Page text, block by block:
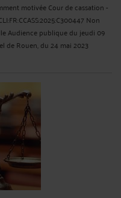
motivée Cour de cassation -
Non
Audience publique du jeudi 09
de Rouen, du 24 mai 2023